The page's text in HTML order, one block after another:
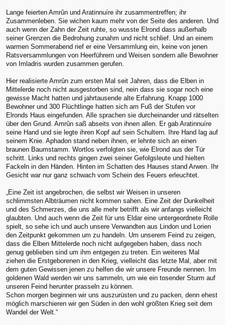
Lange feierten Amrûn und Aratinnuíre ihr zusammentreffen; ihr
Zusammenleben. Sie wichen kaum mehr von der Seite des anderen. Und
auch wenn der Zahn der Zeit ruhte, so wusste Elrond dass außerhalb
seiner Grenzen die Bedrohung zunahm und nicht schlief. Und an einem
warmen Sommerabend rief er eine Versammlung ein, keine von jenen
Ratsversammlungen von Heerführern und Weisen sondern alle Bewohner
von Imladris wurden zusammen gerufen.
Hier realisierte Amrûn zum ersten Mal seit Jahren, dass die Elben in
Mittelerde noch nicht ausgestorben sind, nein dass sie sogar noch eine
gewisse Macht hatten und jahrtausende alte Erfahrung. Knapp 1000
Bewohner und 300 Flüchtlinge hatten sich am Fuß der Stufen vor
Elronds Haus eingefunden. Alle sprachen sie durcheinander und rätselten
über den Grund. Amrûn saß abseits von ihnen allen. Er gab Aratinnuíre
seine Hand und sie legte ihren Kopf auf sein Schultern. Ihre Hand lag auf
seinem Knie. Aphadon stand neben ihnen, er lehnte sich an einen
braunen Baumstamm. Wortlos verfolgten sie, wie Elrond aus der Tür
schritt. Links und rechts gingen zwei seiner Gefolgsleute und hielten
Fackeln in den Händen. Hinten im Schatten des Hauses stand Arwen. Ihr
Gesicht war nur ganz schwach vom Schein des Feuers erleuchtet.
„Eine Zeit ist angebrochen, die selbst wir Weisen in unseren
schlimmsten Albträumen nicht kommen sahen. Eine Zeit der Dunkelheit
und des Schmerzes, die uns alle mehr betrifft als wir anfangs vielleicht
glaubten. Und auch wenn die Zeit für uns Eldar eine untergeordnete Rolle
spielt, so sehe ich und auch unsere Verwandten aus Lindon und Lorien
den Zeitpunkt gekommen um zu handeln. Um unserem Feind zu zeigen,
dass die Elben Mittelerde noch nicht aufgegeben haben, dass noch
genug geblieben sind um ihm entgegen zu treten. Ein weiteres Mal
ziehen die Erstgeborenen in den Krieg, vielleicht das letzte Mal, aber mit
dem guten Gewissen jenen zu helfen die wir unsere Freunde nennen. Im
goldenen Wald werden wir uns sammeln, um wie ein tosender Sturm auf
unseren Feind herunter prasseln zu können.
Schon morgen beginnen wir uns auszurüsten und zu packen, denn ehest
möglich marschieren wir gen Süden in den wohl größten Krieg seit dem
Wandel der Welt.“